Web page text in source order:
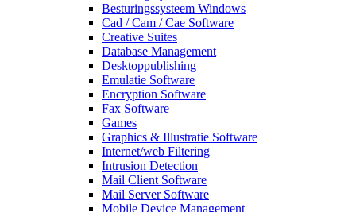
Besturingssysteem Windows
Cad / Cam / Cae Software
Creative Suites
Database Management
Desktoppublishing
Emulatie Software
Encryption Software
Fax Software
Games
Graphics & Illustratie Software
Internet/web Filtering
Intrusion Detection
Mail Client Software
Mail Server Software
Mobile Device Management